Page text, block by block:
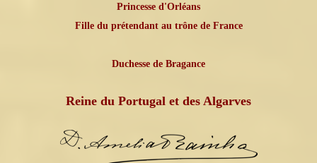
Princesse d'Orléans
Fille du prétendant au trône de France
Duchesse de Bragance
Reine du Portugal et des Algarves